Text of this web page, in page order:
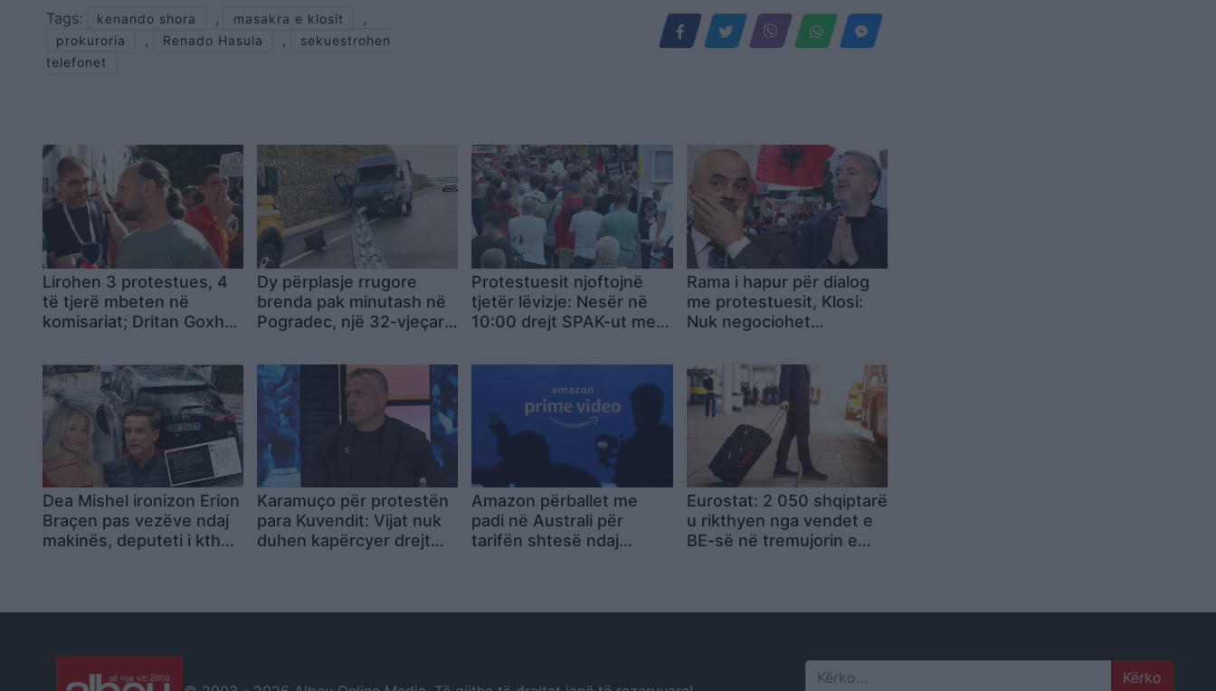
Tags:
kenando shora , masakra e klosit ,
prokuroria , Renado Hasula ,
sekuestrohen
telefonet
Lirohen 3 protestues, 4
të tjerë mbeten në
komisariat; Dritan Goxhaj:
policisë dhe qytetarëve,
shoqërimi i paligjshëm
Dy përplasje rrugore
brenda pak minutash në
Pogradec, një 32-vjeçar
persona plagosen
Protestuesit njoftojnë
tjetër lëvizje: Nesër në
10:00 drejt SPAK-ut me
Rama i hapur për dialog
me protestuesit, Klosi:
Nuk negociohet
Dea Mishel ironizon Erion
Braçen pas vezëve ndaj
makinës, deputeti i kthen
Karamuço për protestën
para Kuvendit: Vijat nuk
duhen kapërcyer drejt
Amazon përballet me
padi në Australi për
tarifën shtesë ndaj
Eurostat: 2 050 shqiptarë
u rikthyen nga vendet e
BE-së në tremujorin e